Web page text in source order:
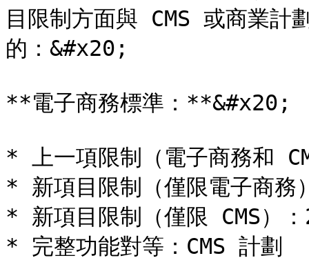
目限制方面與 CMS 或商業計
的：&#x20;
**電子商務標準：**&#x20;
* 上一項限制（電子商務和
* 新項目限制（僅限電子商
* 新項目限制（僅限 CMS）
* 完整功能對等：CMS 計劃